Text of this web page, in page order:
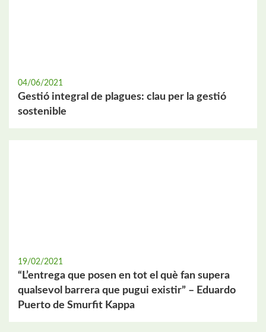
04/06/2021
Gestió integral de plagues: clau per la gestió
sostenible
19/02/2021
“L’entrega que posen en tot el què fan supera
qualsevol barrera que pugui existir” – Eduardo
Puerto de Smurfit Kappa